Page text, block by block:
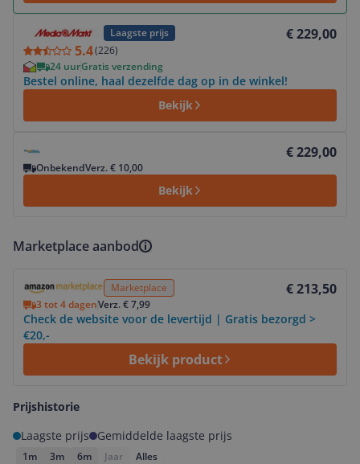
Laagste prijs
5.4(226)
€ 229,00
24 uurGratis verzending
Bestel online, haal dezelfde dag op in de winkel!
Bekijk
€ 229,00
OnbekendVerz. € 10,00
Bekijk
Marketplace aanbod
Marketplace € 213,50
3 tot 4 dagenVerz. € 7,99
Check de website voor de levertijd | Gratis bezorgd >
€20,-
Bekijk product
Prijshistorie
Laagste prijs
Gemiddelde laagste prijs
1m 3m 6m Jaar Alles